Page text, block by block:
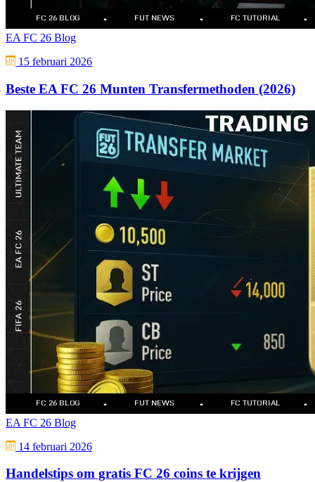
EA FC 26 Blog
15 februari 2026
Beste EA FC 26 Munten Transfermethoden (2026)
EA FC 26 Blog
14 februari 2026
Handelstips om gratis FC 26 coins te krijgen